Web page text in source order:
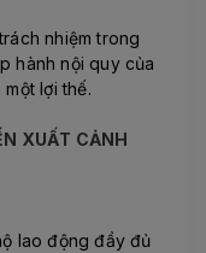
nhiệm trong
hành nội quy của
lợi thế.
XUẤT CẢNH
lao động đầy đủ